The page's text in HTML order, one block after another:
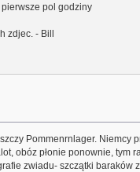
pol godziny
zdjec. - Bill
Pommenrnlager. Niemcy
obóz płonie ponownie, tym
zwiadu- szczątki baraków